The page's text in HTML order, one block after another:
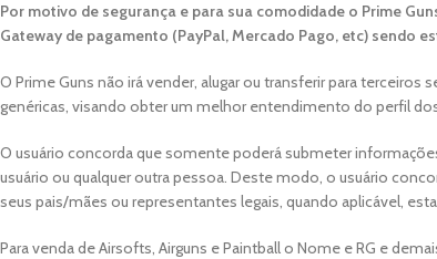
Por motivo de segurança e para sua comodidade o Prime
Gateway de pagamento (PayPal, Mercado Pago, etc) sendo
O Prime Guns não irá vender, alugar ou transferir para
genéricas, visando obter um melhor entendimento do perfil
O usuário concorda que somente poderá submeter
usuário ou qualquer outra pessoa. Deste modo, o usuário
seus pais/mães ou representantes legais, quando aplicável,
Para venda de Airsofts, Airguns e Paintball o Nome e RG e